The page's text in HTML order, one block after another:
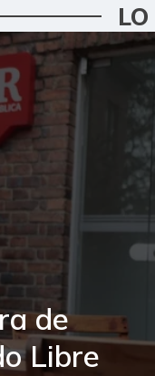
de
Libre